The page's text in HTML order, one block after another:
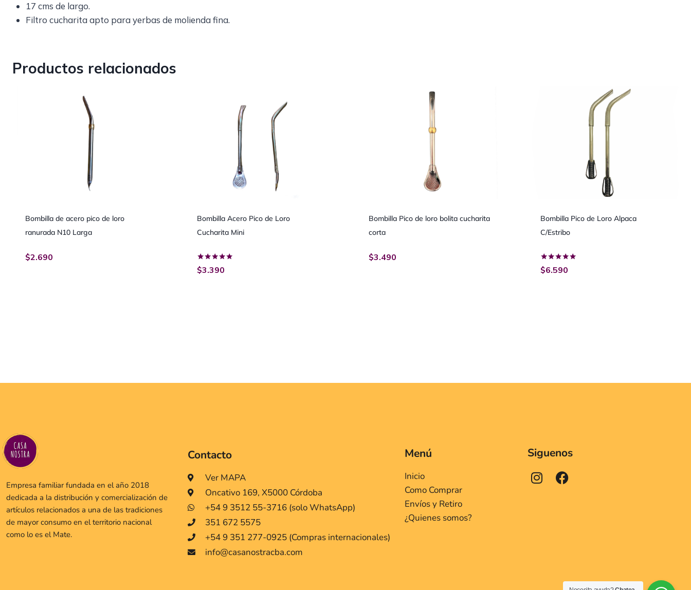
17 cms de largo.
Filtro cucharita apto para yerbas de molienda fina.
Productos relacionados
Bombilla de acero pico de loro
ranurada N10 Larga
$2.690
Bombilla Acero Pico de Loro
Cucharita Mini
Valorado
con
$3.390
Bombilla Pico de loro bolita cucharita
corta
$3.490
Bombilla Pico de Loro Alpaca
C/Estribo
Valorado
con
$6.590
Empresa familiar fundada en el año 2018
dedicada a la distribución y comercialización de
artículos relacionados a una de las tradiciones
de mayor consumo en el territorio nacional
como lo es el Mate.
Contacto
Ver MAPA
Oncativo 169, X5000 Córdoba
+54 9 3512 55-3716 (solo WhatsApp)
351 672 5575
+54 9 351 277-0925 (Compras internacionales)
info@casanostracba.com
Menú
Inicio
Como Comprar
Envíos y Retiro
¿Quienes somos?
Siguenos